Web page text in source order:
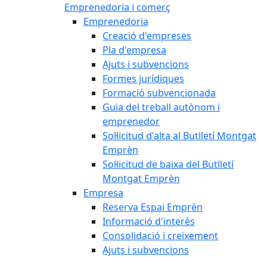
Emprenedoria i comerç
Emprenedoria
Creació d'empreses
Pla d'empresa
Ajuts i subvencions
Formes jurídiques
Formació subvencionada
Guia del treball autònom i
emprenedor
Sol·licitud d'alta al Butlletí Montgat
Emprèn
Sol·licitud de baixa del Butlletí
Montgat Emprèn
Empresa
Reserva Espai Emprèn
Informació d'interès
Consolidació i creixement
Ajuts i subvencions